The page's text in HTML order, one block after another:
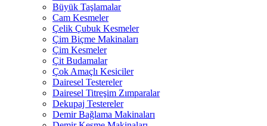
Büyük Taşlamalar
Cam Kesmeler
Çelik Çubuk Kesmeler
Çim Biçme Makinaları
Çim Kesmeler
Çit Budamalar
Çok Amaçlı Kesiciler
Dairesel Testereler
Dairesel Titreşim Zımparalar
Dekupaj Testereler
Demir Bağlama Makinaları